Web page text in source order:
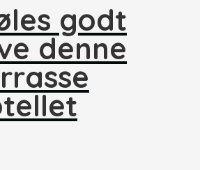
godt
denne